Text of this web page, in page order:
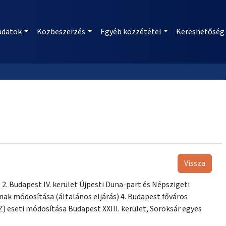
Közbeszerzés Egyéb közzététel Kereshetőség
Vissza
Budapest IV. kerület Újpesti Duna-part és Népszigeti
(általános eljárás) 4. Budapest főváros
eseti módosítása Budapest XXIII. kerület, Soroksár egyes